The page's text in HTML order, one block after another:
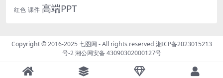
红色 课件 高端PPT
Copyright © 2016-2025七图网 - All rights reserved 湘ICP备2023015213
号-2湘公网安备 43090302000127号